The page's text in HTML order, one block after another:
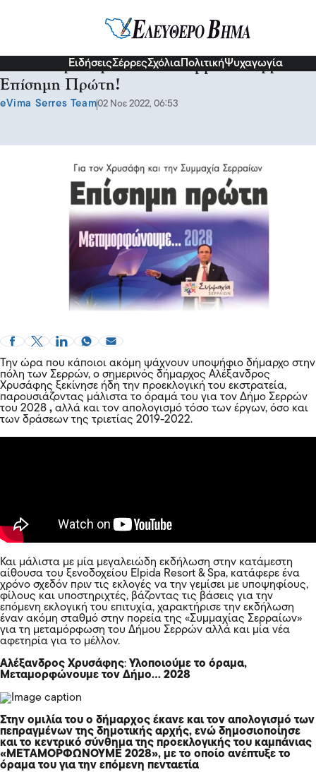
ΕιδήσειςΣέρρεςΣχόλια ΠολιτικήΨυχαγωγία
Για τον Χρυσάφη και την Συμμαχία Σερραίων
Επίσημη Πρώτη!
eVima Serres Team02 Νοε 2022, 06:53
Την ώρα που κάποιοι ακόμη ψάχνουν υποψήφιο δήμαρχο στην
πόλη των Σερρών, ο σημερινός δήμαρχος Αλέξανδρος
Χρυσάφης ξεκίνησε ήδη την προεκλογική του εκστρατεία,
παρουσιάζοντας μάλιστα το όραμά του για τον Δήμο Σερρών
του 2028 , αλλά και τον απολογισμό τόσο των έργων, όσο και
των δράσεων της τριετίας 2019-2022.
Και μάλιστα με μία μεγαλειώδη εκδήλωση στην κατάμεστη
αίθουσα του ξενοδοχείου Elpida Resort & Spa, κατάφερε ένα
χρόνο σχεδόν πριν τις εκλογές να την γεμίσει με υποψηφίους,
φίλους και υποστηριχτές, βάζοντας τις βάσεις για την
επόμενη εκλογική του επιτυχία, χαρακτήρισε την εκδήλωση
έναν ακόμη σταθμό στην πορεία της «Συμμαχίας Σερραίων»
για τη μεταμόρφωση του Δήμου Σερρών αλλά και μία νέα
αφετηρία για το μέλλον.
Αλέξανδρος Χρυσάφης: Υλοποιούμε το όραμα,
Μεταμορφώνουμε τον Δήμο… 2028
Στην ομιλία του ο δήμαρχος έκανε και τον απολογισμό των
πεπραγμένων της δημοτικής αρχής, ενώ δημοσιοποίησε
και το κεντρικό σύνθημα της προεκλογικής του καμπάνιας
«ΜΕΤΑΜΟΡΦΩΝΟΥΜΕ 2028», με το οποίο ανέπτυξε το
όραμα του για την επόμενη πενταετία